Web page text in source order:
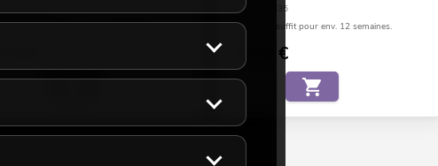
Le stock suffit pour env. 12 semaines.
No. 82509235
Le stock suffit pour env. 12 semaines.
€